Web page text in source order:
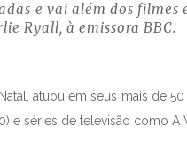
e vai além dos filmes
Ryall, à emissora BBC.
atuou em seus mais de
e séries de televisão como A